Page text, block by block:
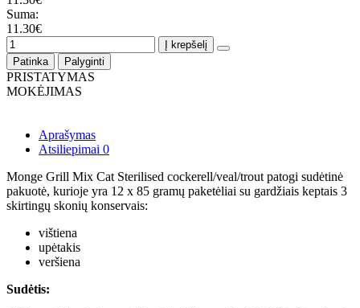
Suma:
11.30€
Į krepšelį
Patinka
Palyginti
PRISTATYMAS
MOKĖJIMAS
Aprašymas
Atsiliepimai 0
Monge Grill Mix Cat Sterilised cockerell/veal/trout patogi sudėtinė
pakuotė, kurioje yra 12 x 85 gramų paketėliai su gardžiais keptais 3
skirtingų skonių konservais:
vištiena
upėtakis
veršiena
Sudėtis: